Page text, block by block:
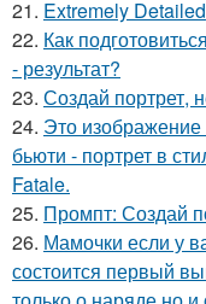
21. Extremely
22. Как
- результат?
23. Создай портрет,
24. Это изображение
бьюти - портрет в
Fatale.
25. Промпт: Создай
26. Мамочки если у
состоится первый